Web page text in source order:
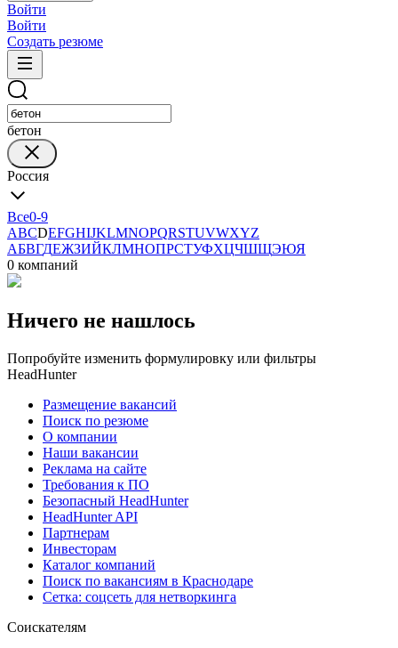
Войти
Войти
Создать резюме
бетон
Россия
Все0-9
ABCDEFGHIJKLMNOPQRSTUVWXYZ
АБВГДЕЖЗИЙКЛМНОПРСТУФХЦЧШЩЭЮЯ
0 компаний
Ничего не нашлось
Попробуйте изменить формулировку или фильтры
HeadHunter
Размещение вакансий
Поиск по резюме
О компании
Наши вакансии
Реклама на сайте
Требования к ПО
Безопасный HeadHunter
HeadHunter API
Партнерам
Инвесторам
Каталог компаний
Поиск по вакансиям в Краснодаре
Сетка: соцсеть для нетворкинга
Соискателям